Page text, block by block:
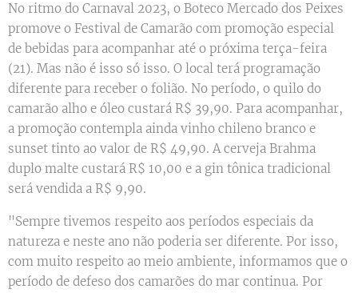
No ritmo do Carnaval 2023, o Boteco Mercado dos Peixes
promove o Festival de Camarão com promoção especial
de bebidas para acompanhar até o próxima terça-feira
(21). Mas não é isso só isso. O local terá programação
diferente para receber o folião. No período, o quilo do
camarão alho e óleo custará R$ 39,90. Para acompanhar,
a promoção contempla ainda vinho chileno branco e
sunset tinto ao valor de R$ 49,90. A cerveja Brahma
duplo malte custará R$ 10,00 e a gin tônica tradicional
será vendida a R$ 9,90.
"Sempre tivemos respeito aos períodos especiais da
natureza e neste ano não poderia ser diferente. Por isso,
com muito respeito ao meio ambiente, informamos que o
período de defeso dos camarões do mar continua. Por